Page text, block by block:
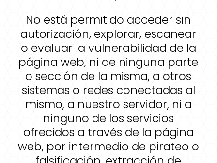
No está permitido acceder sin
autorización, explorar, escanear
o evaluar la vulnerabilidad de la
página web, ni de ninguna parte
o sección de la misma, a otros
sistemas o redes conectadas al
mismo, a nuestro servidor, ni a
ninguno de los servicios
ofrecidos a través de la página
web, por intermedio de pirateo o